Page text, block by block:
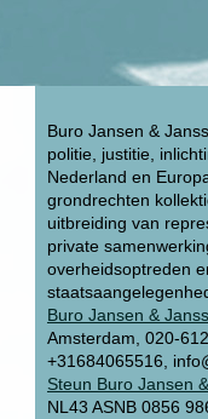
Buro Jansen &
politie, justitie,
Nederland en
grondrechten
uitbreiding van
private
overheidsoptreden
Buro Jansen &
Amsterdam, 020-
+31684065516,
Steun Buro Jansen
NL43 ASNB 0856